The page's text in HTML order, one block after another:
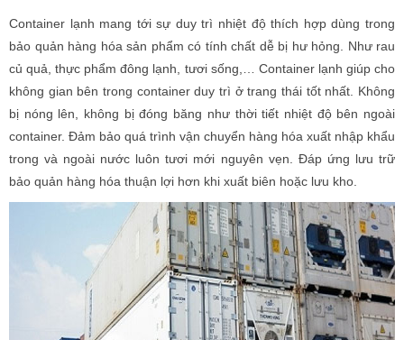
Container lạnh mang tới sự duy trì nhiệt độ thích hợp dùng trong
bảo quản hàng hóa sản phẩm có tính chất dễ bị hư hỏng. Như rau
củ quả, thực phẩm đông lạnh, tươi sống,… Container lạnh giúp cho
không gian bên trong container duy trì ở trang thái tốt nhất. Không
bị nóng lên, không bị đóng băng như thời tiết nhiệt độ bên ngoài
container. Đảm bảo quá trình vận chuyển hàng hóa xuất nhập khẩu
trong và ngoài nước luôn tươi mới nguyên vẹn. Đáp ứng lưu trữ
bảo quản hàng hóa thuận lợi hơn khi xuất biên hoặc lưu kho.